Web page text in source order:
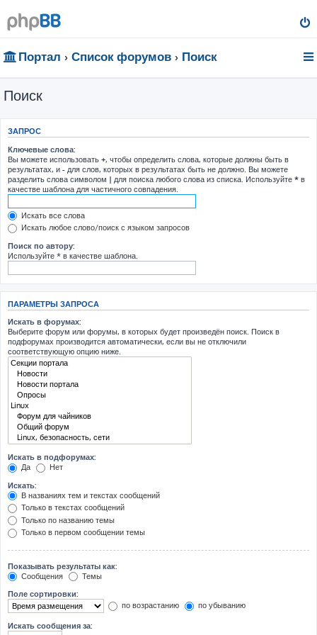
Портал Список форумов Поиск
Поиск
ЗАПРОС
Ключевые слова:
Вы можете использовать +, чтобы определить слова, которые должны быть в
результатах, и - для слов, которых в результатах быть не должно. Вы можете
разделить слова символом | для поиска любого слова из списка. Используйте * в
качестве шаблона для частичного совпадения.
Искать все слова
Искать любое слово/поиск с языком запросов
Поиск по автору:
Используйте * в качестве шаблона.
ПАРАМЕТРЫ ЗАПРОСА
Искать в форумах:
Выберите форум или форумы, в которых будет произведён поиск. Поиск в
подфорумах производится автоматически, если вы не отключили
соответствующую опцию ниже.
Искать в подфорумах:
Да
Нет
Искать:
В названиях тем и текстах сообщений
Только в текстах сообщений
Только по названию темы
Только в первом сообщении темы
Показывать результаты как:
Сообщения
Темы
Поле сортировки:
по возрастанию
по убыванию
Искать сообщения за: